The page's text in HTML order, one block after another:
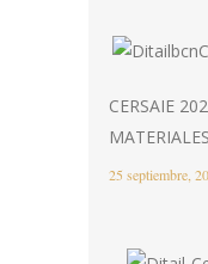
CERSAIE
25 septiembre,